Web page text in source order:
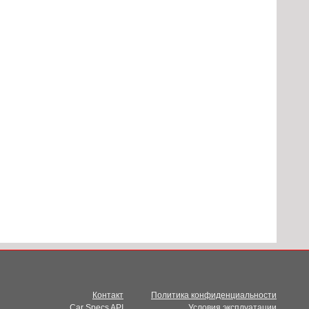
Политика конфиденциальности
Контакт